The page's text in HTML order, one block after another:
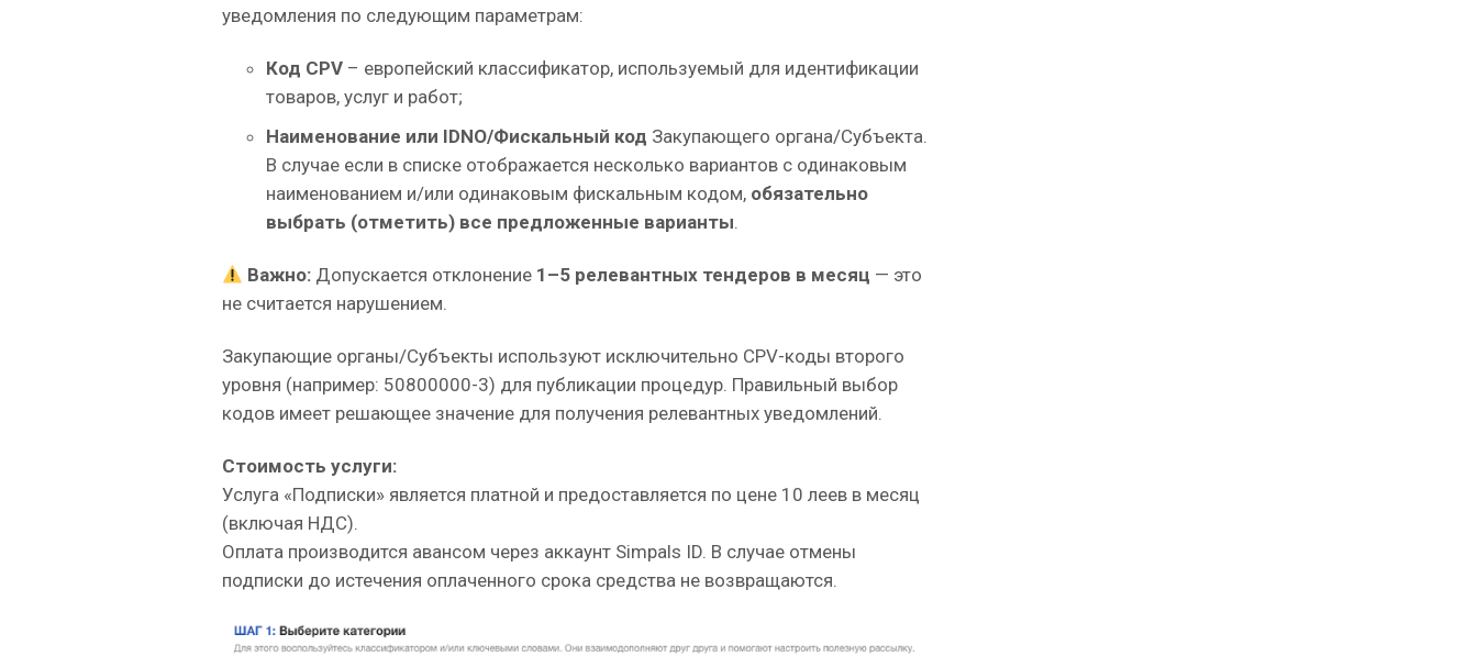
уведомления по следующим параметрам:
Код CPV – европейский классификатор, используемый для идентификации
товаров, услуг и работ;
Наименование или IDNO/Фискальный код Закупающего органа/Субъекта.
В случае если в списке отображается несколько вариантов с одинаковым
наименованием и/или одинаковым фискальным кодом, обязательно
выбрать (отметить) все предложенные варианты.
Важно: Допускается отклонение 1–5 релевантных тендеров в месяц — это
не считается нарушением.
Закупающие органы/Субъекты используют исключительно CPV-коды второго
уровня (например: 50800000-3) для публикации процедур. Правильный выбор
кодов имеет решающее значение для получения релевантных уведомлений.
Стоимость услуги:
Услуга «Подписки» является платной и предоставляется по цене 10 леев в месяц
(включая НДС).
Оплата производится авансом через аккаунт Simpals ID. В случае отмены
подписки до истечения оплаченного срока средства не возвращаются.